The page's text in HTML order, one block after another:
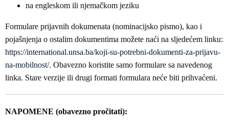
na engleskom ili njemačkom jeziku
Formulare prijavnih dokumenata (nominacijsko pismo), kao i
pojašnjenja o ostalim dokumentima možete naći na sljedećem linku:
https://international.unsa.ba/koji-su-potrebni-dokumenti-za-prijavu-
na-mobilnost/. Obavezno koristite samo formulare sa navedenog
linka. Stare verzije ili drugi formati formulara neće biti prihvaćeni.
NAPOMENE (obavezno pročitati):